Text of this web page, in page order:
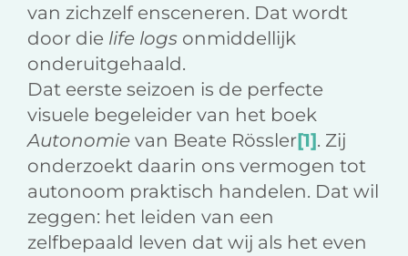
van zichzelf ensceneren. Dat wordt
door die life logs onmiddellijk
onderuitgehaald.
Dat eerste seizoen is de perfecte
visuele begeleider van het boek
Autonomie van Beate Rössler[1]. Zij
onderzoekt daarin ons vermogen tot
autonoom praktisch handelen. Dat wil
zeggen: het leiden van een
zelfbepaald leven dat wij als het even